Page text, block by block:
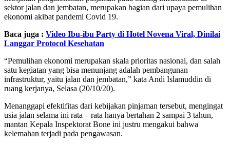
sektor jalan dan jembatan, merupakan bagian dari upaya pemulihan
ekonomi akibat pandemi Covid 19.
Baca juga : Video Ibu-ibu Party di Hotel Novena Viral, Dinilai
Langgar Protocol Kesehatan
“Pemulihan ekonomi merupakan skala prioritas nasional, dan salah
satu kegiatan yang bisa menunjang adalah pembangunan
infrastruktur, yaitu jalan dan jembatan,” kata Andi Islamuddin di
ruang kerjanya, Selasa (20/10/20).
Menanggapi efektifitas dari kebijakan pinjaman tersebut, mengingat
usia jalan selama ini rata – rata hanya bertahan 2 sampai 3 tahun,
mantan Kepala Inspektorat Bone ini justru mengakui bahwa
kelemahan terjadi pada pengawasan.